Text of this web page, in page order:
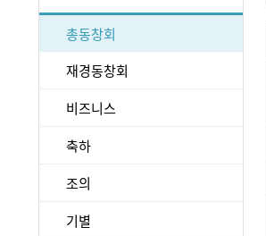
총동창회
재경동창회
비즈니스
축하
조의
기별